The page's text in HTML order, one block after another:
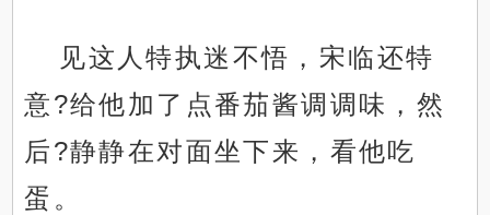
见这人特执迷不悟，宋临还特
意?给他加了点番茄酱调调味，然
后?静静在对面坐下来，看他吃
蛋。